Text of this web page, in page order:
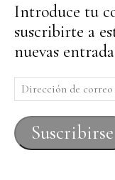
Introduce tu
suscribirte a
nuevas
Dirección
de
correo
electrónico
Suscribirse